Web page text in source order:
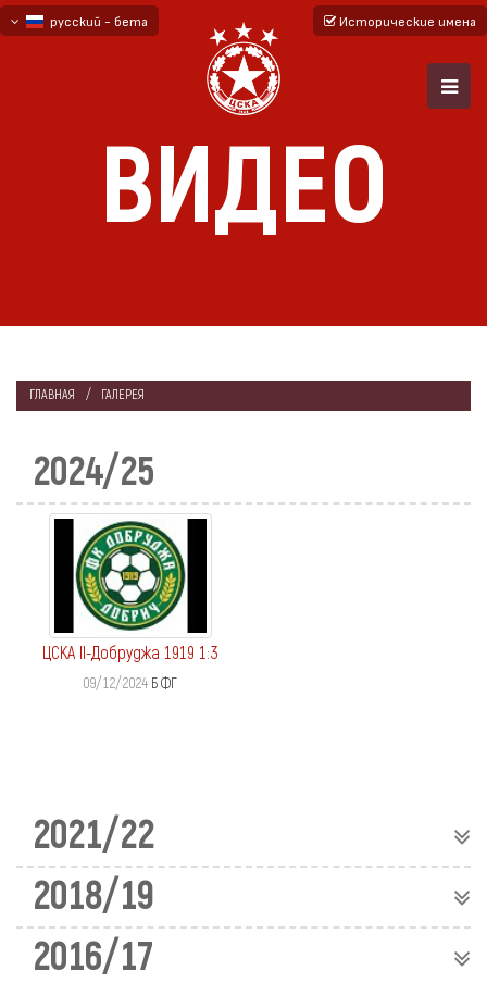
русский - бета
Исторические имена
ВИДЕО
ГЛАВНАЯ ГАЛЕРЕЯ
2024/25
ЦСКА II-Добруджа 1919 1:3
09/12/2024 Б ФГ
2021/22
2018/19
2016/17